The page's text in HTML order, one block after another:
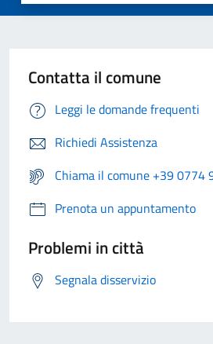
Contatta il comune
Leggi le domande frequenti
Richiedi Assistenza
Chiama il comune +39 0774
Prenota un appuntamento
Problemi in città
Segnala disservizio